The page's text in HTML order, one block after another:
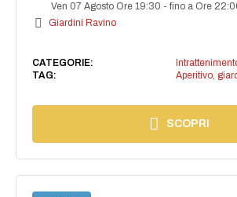
Ven 07 Agosto Ore 19:30 -fino a Ore
Giardini Ravino
CATEGORIE:
TAG:
Aperitivo,
SCOPRI